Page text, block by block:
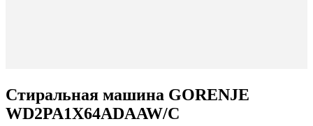
Стиральная машина GORENJE
WD2PA1X64ADAAW/C